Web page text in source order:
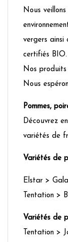
Nous
vergers ainsi
certifiés BIO.
Nos
Nous
Pommes,
Découvrez
variétés de
Variétés de
Elstar >
Tentation >
Variétés de
Tentation >